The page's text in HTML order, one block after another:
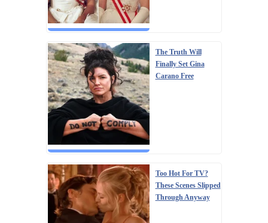
The Truth Will
Finally Set Gina
Carano Free
Too Hot For TV?
These Scenes Slipped
Through Anyway